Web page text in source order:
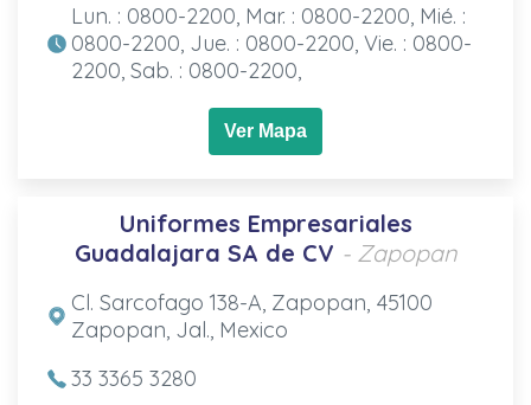
Lun. : 0800-2200, Mar. : 0800-2200, Mié. :
0800-2200, Jue. : 0800-2200, Vie. : 0800-
2200, Sab. : 0800-2200,
Ver Mapa
Uniformes Empresariales
Guadalajara SA de CV - Zapopan
Cl. Sarcofago 138-A, Zapopan, 45100
Zapopan, Jal., Mexico
33 3365 3280